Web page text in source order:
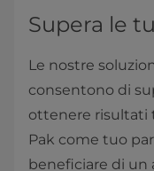
Supera le
Le nostre
consentono di
ottenere risultati
Pak come tuo
beneficiare di un